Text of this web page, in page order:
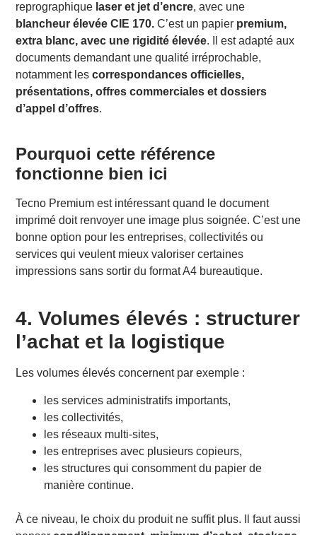
reprographique laser et jet d’encre, avec une
blancheur élevée CIE 170. C’est un papier premium,
extra blanc, avec une rigidité élevée. Il est adapté aux
documents demandant une qualité irréprochable,
notamment lescorrespondances officielles,
présentations, offres commerciales et dossiers
d’appel d’offres.
Pourquoi cette référence
fonctionne bien ici
Tecno Premium est intéressant quand le document
imprimé doit renvoyer une image plus soignée. C’est une
bonne option pour les entreprises, collectivités ou
services qui veulent mieux valoriser certaines
impressions sans sortir du format A4 bureautique.
4. Volumes élevés : structurer
l’achat et la logistique
Les volumes élevés concernent par exemple :
les services administratifs importants,
les collectivités,
les réseaux multi-sites,
les entreprises avec plusieurs copieurs,
les structures qui consomment du papier de
manière continue.
À ce niveau, le choix du produit ne suffit plus. Il faut aussi